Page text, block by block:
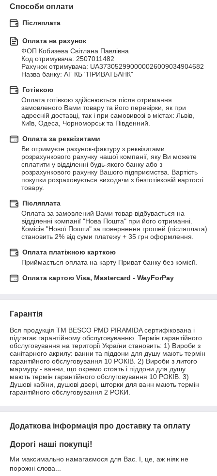
Способи оплати
Післяплата
Оплата на рахунок
ФОП Кобизева Світлана Павлівна
Код отримувача: 2507011482
Рахунок отримувача: UA373052990000026009034904682
Назва банку: АТ КБ "ПРИВАТБАНК"
Готівкою
Оплата готівкою здійснюється після отримання
замовленого Вами товару та його перевірки, як при
адресній доставці, так і при самовивозі в містах: Львів,
Київ, Одеса, Чорноморськ та Південний.
Оплата за реквізитами
Ви отримуєте рахунок-фактуру з реквізитами
розрахункового рахунку нашої компанії, яку Ви можете
сплатити у відділенні будь-якого банку або з
розрахункового рахунку Вашого підприємства. Вартість
покупки розраховується виходячи з безготівковій вартості
товару.
Післяплата
Оплата за замовлений Вами товар відбувається на
відділенні компанії "Нова Пошта" при його отриманні.
Комісія "Нової Пошти" за повернення грошей (післяплата)
становить 2% від суми платежу + 35 грн оформлення.
Оплата платіжною карткою
Приймається оплата на карту Приват банку без комісії.
Оплата картою Visa, Mastercard - WayForPay
Гарантія
Вся продукція ТМ BESCO PMD PIRAMIDA сертифікована і
підлягає гарантійному обслуговуванню. Термін гарантійного
обслуговування на території України становить: 1) Вироби з
санітарного акрилу: ванни та піддони для душу мають термін
гарантійного обслуговування 10 РОКІВ. 2) Вироби з литого
мармуру - ванни, що окремо стоять і піддони для душу
мають термін гарантійного обслуговування 10 РОКІВ. 3)
Душові кабіни, душові двері, шторки для ванн мають термін
гарантійного обслуговування 2 РОКИ.
Додаткова інформація про доставку та оплату
Дорогі наші покупці!
Ми максимально намагаємося для Вас. І, це, аж ніяк не
порожні слова...